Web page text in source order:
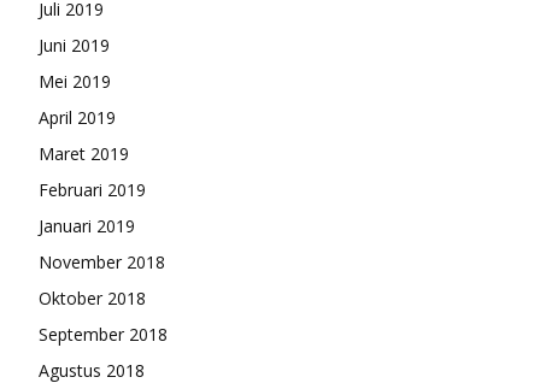
Juli 2019
Juni 2019
Mei 2019
April 2019
Maret 2019
Februari 2019
Januari 2019
November 2018
Oktober 2018
September 2018
Agustus 2018